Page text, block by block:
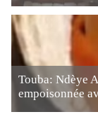
Touba: Ndèye
empoisonnée